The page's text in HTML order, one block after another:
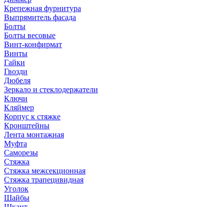
Крепежная фурнитура
Выпрямитель фасада
Болты
Болты весовые
Винт-конфирмат
Винты
Гайки
Гвозди
Дюбеля
Зеркало и стеклодержатели
Ключи
Кляймер
Корпус к стяжке
Кронштейны
Лента монтажная
Муфта
Саморезы
Стяжка
Стяжка межсекционная
Стяжка трапецивидная
Уголок
Шайбы